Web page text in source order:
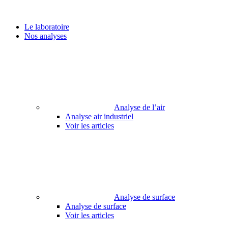
Le laboratoire
Nos analyses
Analyse de l’air
Analyse air industriel
Voir les articles
Analyse de surface
Analyse de surface
Voir les articles